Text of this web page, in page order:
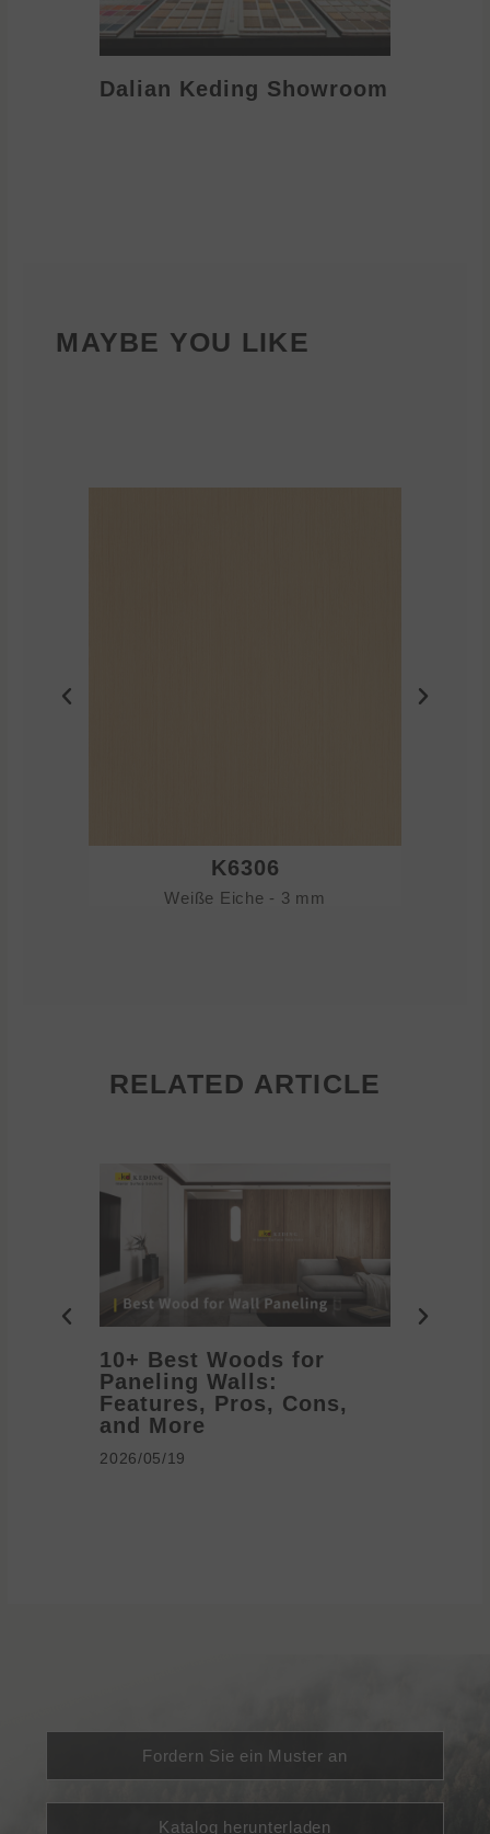
Dalian Keding Showroom
MAYBE YOU LIKE
K6306
Weiße Eiche - 3 mm
RELATED ARTICLE
10+ Best Woods for
Paneling Walls:
Features, Pros, Cons,
and More
2026/05/19
Fordern Sie ein Muster an
Katalog herunterladen